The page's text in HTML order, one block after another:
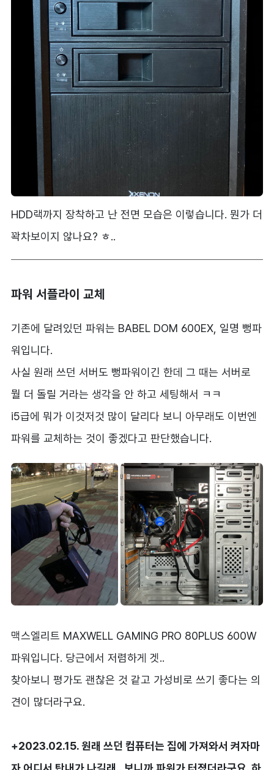
HDD랙까지 장착하고 난 전면 모습은 이렇습니다. 뭔가 더
꽉차보이지 않나요? ㅎ..
파워 서플라이 교체
기존에 달려있던 파워는 BABEL DOM 600EX, 일명 뻥파
워입니다.
사실 원래 쓰던 서버도 뻥파워이긴 한데 그 때는 서버로
뭘 더 돌릴 거라는 생각을 안 하고 세팅해서 ㅋㅋ
i5급에 뭐가 이것저것 많이 달리다 보니 아무래도 이번엔
파워를 교체하는 것이 좋겠다고 판단했습니다.
맥스엘리트 MAXWELL GAMING PRO 80PLUS 600W
파워입니다. 당근에서 저렴하게 겟..
찾아보니 평가도 괜찮은 것 같고 가성비로 쓰기 좋다는 의
견이 많더라구요.
+2023.02.15. 원래 쓰던 컴퓨터는 집에 가져와서 켜자마